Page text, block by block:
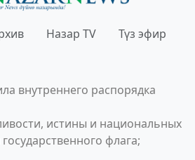
Назар TV Түз эфир
внутреннего распорядка
истины и национальных
флага;